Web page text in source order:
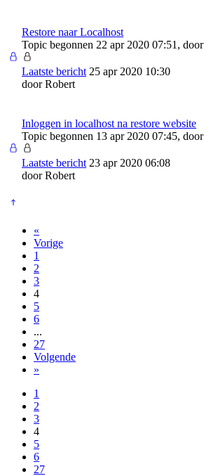
Restore naar Localhost
Topic begonnen 22 apr 2020 07:51, door
Laatste bericht 25 apr 2020 10:30
doorRobert
Inloggen in localhost na restore website
Topic begonnen 13 apr 2020 07:45, door
Laatste bericht 23 apr 2020 06:08
doorRobert
«
Vorige
1
2
3
4
5
6
...
27
Volgende
»
1
2
3
4
5
6
27